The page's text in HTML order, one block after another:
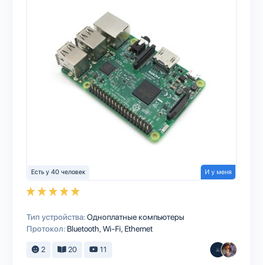
Есть у 40 человек И у меня
Тип устройства:Одноплатные компьютеры
Протокол: BluetoothWi-Fi Ethernet
2 20 11